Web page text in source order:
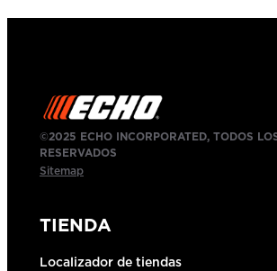
©2025 ECHO INCORPORATED, TODOS
RESERVADOS
Sitemap
TIENDA
Localizador de tiendas